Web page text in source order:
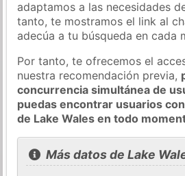
adaptamos a las necesidades
tanto, te mostramos el link al
adecúa a tu búsqueda en cada
Por tanto, te ofrecemos el
nuestra recomendación previa,
concurrencia simultánea de
puedas encontrar usuarios
de Lake Wales en todo
Más datos de Lake